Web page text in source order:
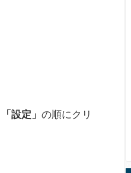
「設定」 の順にクリ